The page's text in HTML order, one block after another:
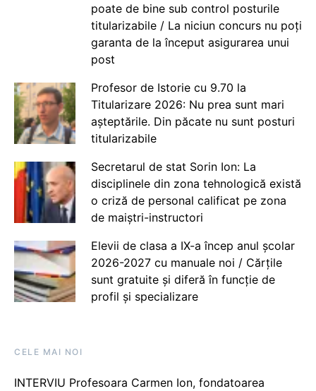
poate de bine sub control posturile
titularizabile / La niciun concurs nu poți
garanta de la început asigurarea unui
post
Profesor de Istorie cu 9.70 la
Titularizare 2026: Nu prea sunt mari
așteptările. Din păcate nu sunt posturi
titularizabile
Secretarul de stat Sorin Ion: La
disciplinele din zona tehnologică există
o criză de personal calificat pe zona
de maiștri-instructori
Elevii de clasa a IX-a încep anul școlar
2026-2027 cu manuale noi / Cărțile
sunt gratuite și diferă în funcție de
profil și specializare
CELE MAI NOI
INTERVIU Profesoara Carmen Ion, fondatoarea